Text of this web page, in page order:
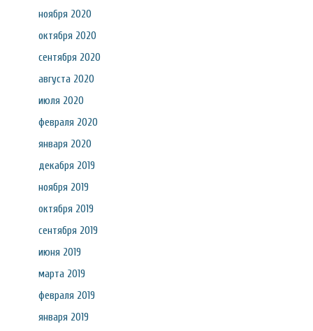
ноября 2020
октября 2020
сентября 2020
августа 2020
июля 2020
февраля 2020
января 2020
декабря 2019
ноября 2019
октября 2019
сентября 2019
июня 2019
марта 2019
февраля 2019
января 2019